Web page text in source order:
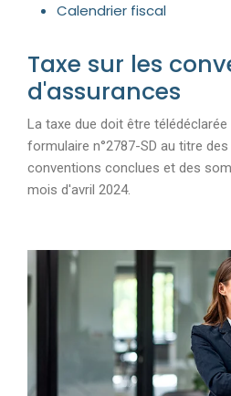
Calendrier fiscal
Taxe sur les
d'assurances
La taxe due doit être
formulaire n°2787-SD au titre
conventions conclues et des
mois d'avril 2024.